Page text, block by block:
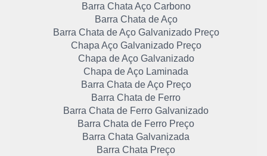
Barra Chata Aço Carbono
Barra Chata de Aço
Barra Chata de Aço Galvanizado Preço
Chapa Aço Galvanizado Preço
Chapa de Aço Galvanizado
Chapa de Aço Laminada
Barra Chata de Aço Preço
Barra Chata de Ferro
Barra Chata de Ferro Galvanizado
Barra Chata de Ferro Preço
Barra Chata Galvanizada
Barra Chata Preço